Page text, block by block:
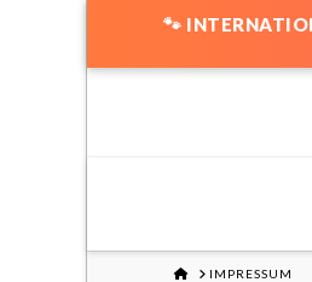
🐾
HOMEIMPRESSUM